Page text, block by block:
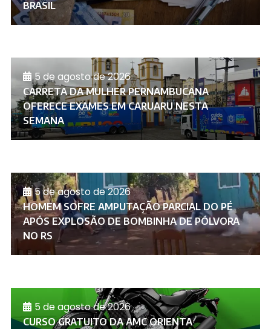
BRASIL
5 de agosto de 2026
CARRETA DA MULHER PERNAMBUCANA
OFERECE EXAMES EM CARUARU NESTA
SEMANA
5 de agosto de 2026
HOMEM SOFRE AMPUTAÇÃO PARCIAL DO PÉ
APÓS EXPLOSÃO DE BOMBINHA DE PÓLVORA
NO RS
5 de agosto de 2026
CURSO GRATUITO DA AMC ORIENTA